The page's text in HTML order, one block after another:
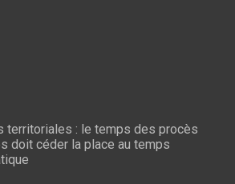
territoriales : le temps des procès
doit céder la place au temps